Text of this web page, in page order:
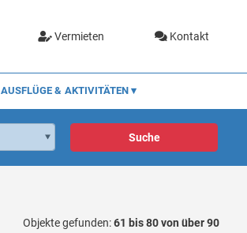
Vermieten Kontakt
AUSFLÜGE & AKTIVITÄTEN
Suche
Objekte gefunden:61 bis 80 von über 90